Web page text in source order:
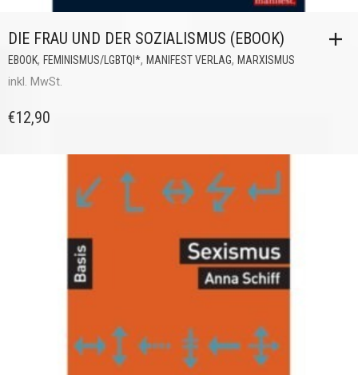
DIE FRAU UND DER SOZIALISMUS (EBOOK)
EBOOK, FEMINISMUS/LGBTQI*, MANIFEST VERLAG, MARXISMUS
inkl. MwSt.
€12,90